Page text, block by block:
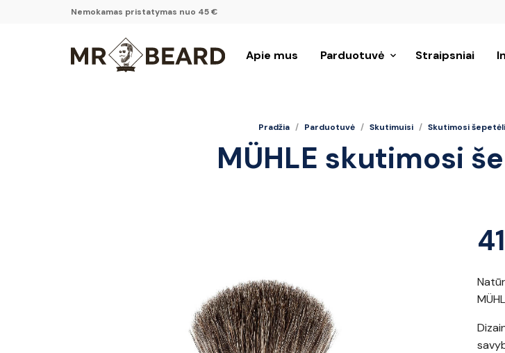
Nemokamas pristatymas nuo 45 €
Apie mus Parduotuvė Straipsniai
Pradžia / Parduotuvė / Skutimuisi / Skutimosi
MÜHLE skutimosi